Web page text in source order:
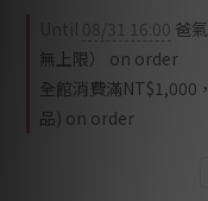
08/31 16:00 爸
無上限） on order
全館消費滿NT$1,000
品) on order